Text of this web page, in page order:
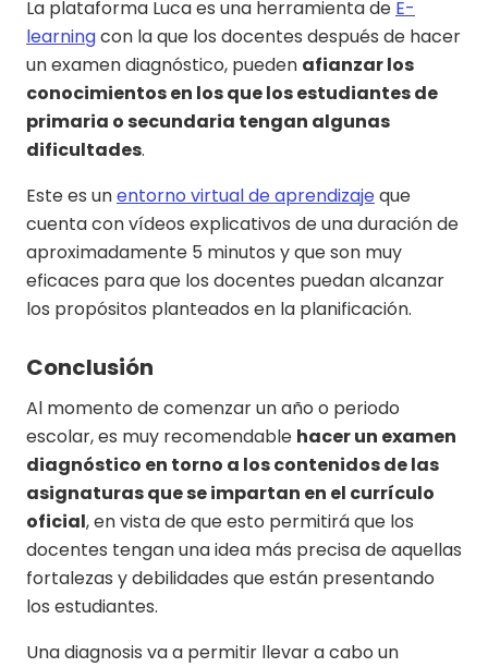
La plataforma Luca es una herramienta de E-
learningcon la que los docentes después de hacer
un examen diagnóstico, pueden afianzar los
conocimientos en los que los estudiantes de
primaria o secundaria tengan algunas
dificultades.
Este es unentorno virtual de aprendizajeque
cuenta con vídeos explicativos de una duración de
aproximadamente 5 minutos y que son muy
eficaces para que los docentes puedan alcanzar
los propósitos planteados en la planificación.
Conclusión
Al momento de comenzar un año o periodo
escolar, es muy recomendable hacer un examen
diagnóstico en torno a los contenidos de las
asignaturas que se impartan en el currículo
oficial, en vista de que esto permitirá que los
docentes tengan una idea más precisa de aquellas
fortalezas y debilidades que están presentando
los estudiantes.
Una diagnosis va a permitir llevar a cabo un